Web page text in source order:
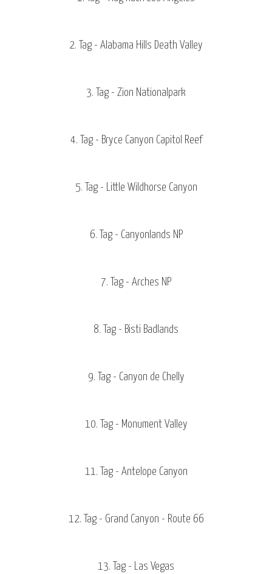
2. Tag - Alabama Hills Death Valley
3. Tag - Zion Nationalpark
4. Tag - Bryce Canyon Capitol Reef
5. Tag - Little Wildhorse Canyon
6. Tag - Canyonlands NP
7. Tag - Arches NP
8. Tag - Bisti Badlands
9. Tag - Canyon de Chelly
10. Tag - Monument Valley
11. Tag - Antelope Canyon
12. Tag - Grand Canyon - Route 66
13. Tag - Las Vegas